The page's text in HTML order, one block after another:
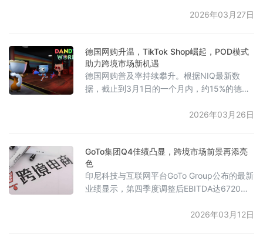
据官方网站显示，起步套餐价格为每月49英
功能，则需选择每月149英镑的套餐。
2026年03月27日
德国网购升温，TikTok Shop崛起，POD模式
助力跨境市场新机遇
德国网购普及率持续攀升。根据NIQ最新数
据，截止到3月1日的一个月内，约15%的德国
10.5%，显示出网购已逐渐融入德国消费者的
名。其最畅销的品类包括时尚（占总销售额的
17%）、电脑/电子产品（16%）和家居用品
（14%）。TikTok Shop德国负责人表示，过
去六个月，
2026年03月26日
GoTo集团Q4佳绩凸显，跨境市场前景再添亮
色
印尼科技与互联网平台GoTo Group公布的最新
业绩显示，第四季度调整后EBITDA达6720亿
体盈利能力显著提升。同时，公司平台的总交
2026年03月12日